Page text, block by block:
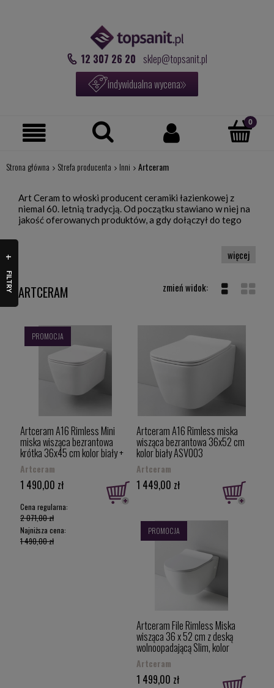
12 307 26 20 sklep@topsanit.pl
indywidualna wycena
Strona główna Strefa producenta Inni Artceram
Art Ceram to włoski producent ceramiki łazienkowej z
niemal 60. letnią tradycją. Od początku stawiano w niej na
jakość oferowanych produktów, a gdy dołączył do tego
ARTCERAM
Artceram A16 Rimless Mini
miska wisząca bezrantowa
krótka 36x45 cm kolor biały +
deska wolnoopadająca typu
Slim ASV005+ASA002
Artceram
1 490,00 zł
Cena regularna:
2 071,00 zł
Najniższa cena:
1 490,00 zł
PROMOCJA
Artceram A16 Rimless miska
wisząca bezrantowa 36x52 cm
kolor biały ASV003
Artceram
1 449,00 zł
Artceram File Rimless Miska
wisząca 36 x 52 cm z deską
wolnoopadającą Slim, kolor
biały FLV004+FLA014
Artceram
1 499,00 zł
PROMOCJA
FILTRY